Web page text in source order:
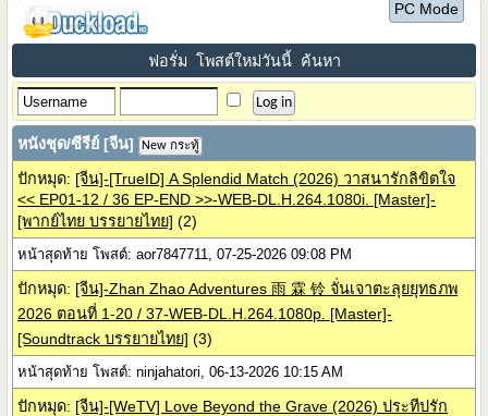
PC Mode
ฟอรั่ม โพสต์ใหม่วันนี้ ค้นหา
หนังชุด/ซีรีย์ [จีน] New กระทู้
ปักหมุด: [จีน]-[TrueID] A Splendid Match (2026) วาสนารักลิขิตใจ
<< EP01-12 / 36 EP-END >>-WEB-DL.H.264.1080i. [Master]-
[พากย์ไทย บรรยายไทย] (2)
หน้าสุดท้าย โพสต์: aor7847711, 07-25-2026 09:08 PM
ปักหมุด: [จีน]-Zhan Zhao Adventures 雨 霖 铃 จั่นเจาตะลุยยุทธภพ
2026 ตอนที่ 1-20 / 37-WEB-DL.H.264.1080p. [Master]-
[Soundtrack บรรยายไทย] (3)
หน้าสุดท้าย โพสต์: ninjahatori, 06-13-2026 10:15 AM
ปักหมุด: [จีน]-[WeTV] Love Beyond the Grave (2026) ประทีปรัก